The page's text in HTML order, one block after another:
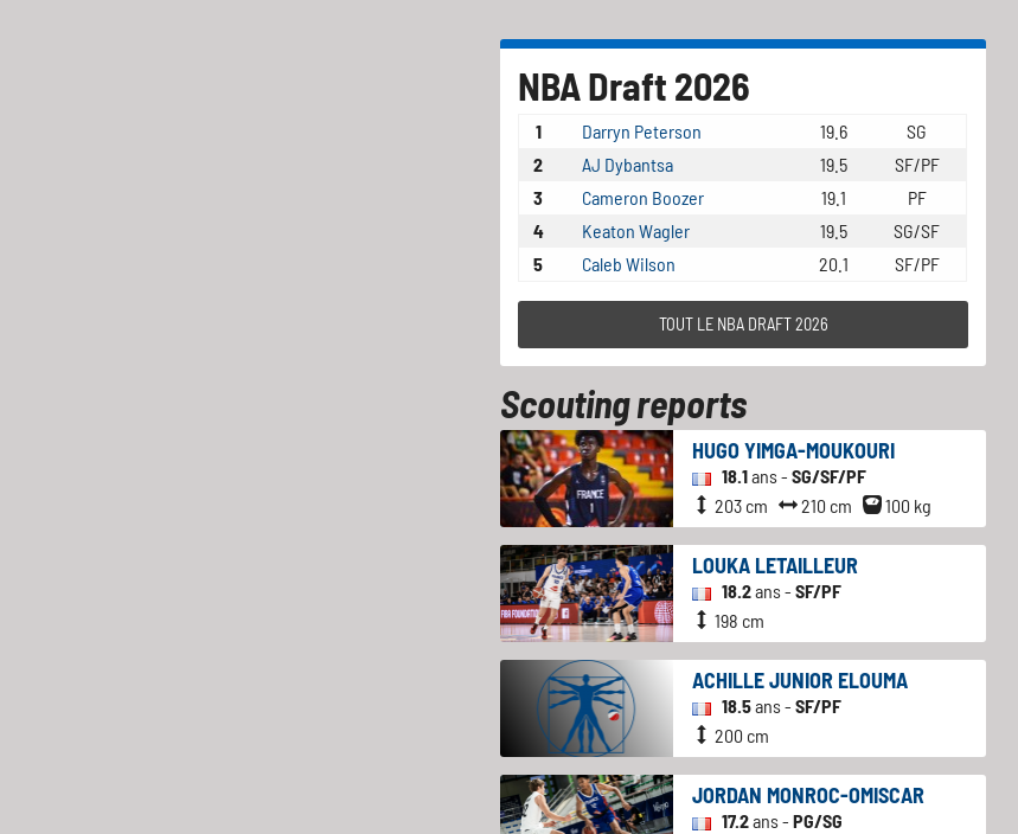
NBA Draft 2026
1 Darryn Peterson 19.6
SG
2
AJ Dybantsa 19.5
SF/PF
3
Cameron Boozer 19.1
PF
4
Keaton Wagler 19.5
SG/SF
5
Caleb Wilson 20.1 SF/PF
TOUT LE NBA DRAFT 2026
Scouting reports
HUGO YIMGA-MOUKOURI
18.1ans -SG/SF/PF
203 cm
210 cm 100 kg
LOUKA LETAILLEUR
18.2ans -SF/PF
198 cm
ACHILLE JUNIOR ELOUMA
18.5ans -SF/PF
200 cm
JORDAN MONROC-OMISCAR
17.2ans -PG/SG